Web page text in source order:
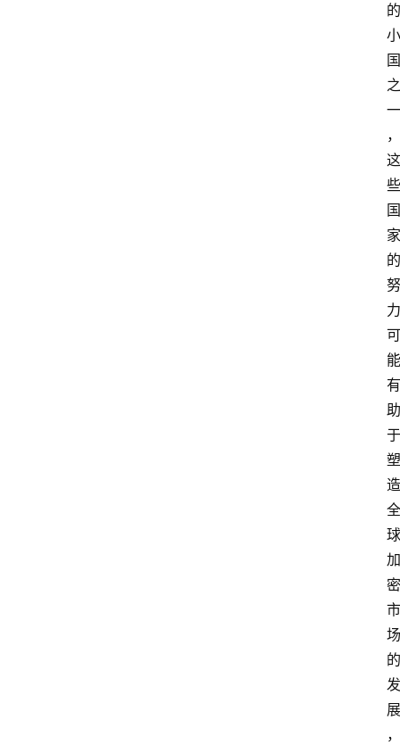
的
小
国
之
一
，
这
些
国
家
的
努
力
可
能
有
助
于
塑
造
全
球
加
密
市
场
的
发
展
，